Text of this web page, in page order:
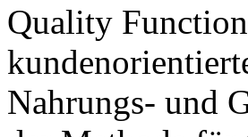
Quality
Nahrungs- und